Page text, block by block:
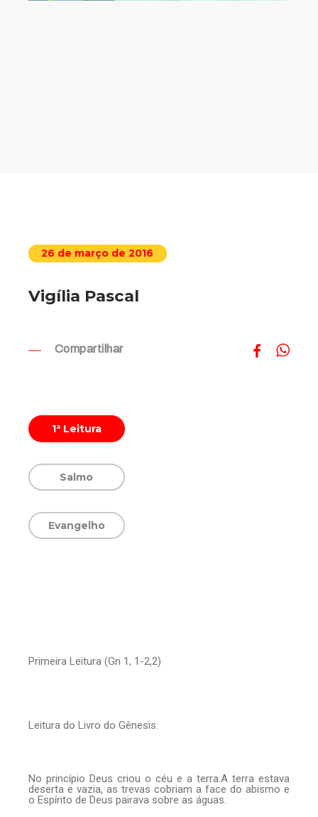
26 de março de 2016
Vigília Pascal
Compartilhar
1ª Leitura
Salmo
Evangelho
Primeira Leitura (Gn 1, 1-2,2)
Leitura do Livro do Gênesis:
No princípio Deus criou o céu e a terra.A terra estava
deserta e vazia, as trevas cobriam a face do abismo e
o Espírito de Deus pairava sobre as águas.